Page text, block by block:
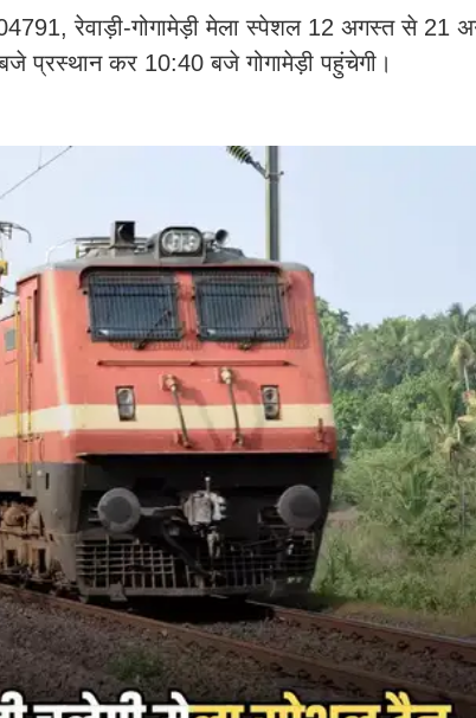
04791, रेवाड़ी-गोगामेड़ी मेला स्पेशल 12 अगस्त से 21
प्रस्थान कर 10:40 बजे गोगामेड़ी पहुंचेगी।